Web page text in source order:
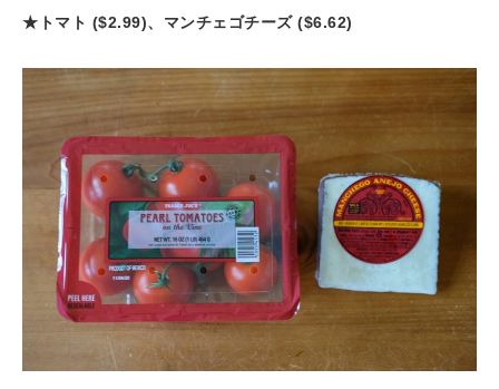
★トマト ($2.99)、マンチェゴチーズ ($6.62)